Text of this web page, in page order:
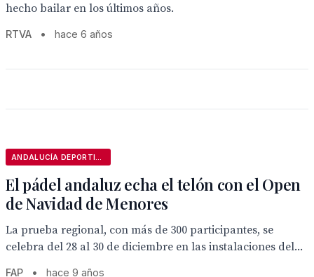
hecho bailar en los últimos años.
RTVA • hace 6 años
El pádel andaluz echa el telón con el Open
de Navidad de Menores
La prueba regional, con más de 300 participantes, se
celebra del 28 al 30 de diciembre en las instalaciones del...
FAP • hace 9 años